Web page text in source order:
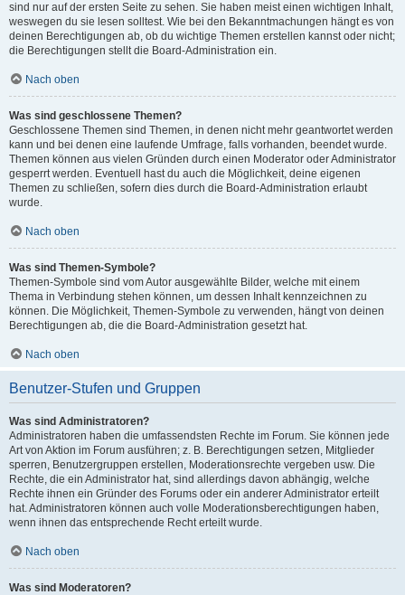
sind nur auf der ersten Seite zu sehen. Sie haben meist einen wichtigen Inhalt,
weswegen du sie lesen solltest. Wie bei den Bekanntmachungen hängt es von
deinen Berechtigungen ab, ob du wichtige Themen erstellen kannst oder nicht;
die Berechtigungen stellt die Board-Administration ein.
Nach oben
Was sind geschlossene Themen?
Geschlossene Themen sind Themen, in denen nicht mehr geantwortet werden
kann und bei denen eine laufende Umfrage, falls vorhanden, beendet wurde.
Themen können aus vielen Gründen durch einen Moderator oder Administrator
gesperrt werden. Eventuell hast du auch die Möglichkeit, deine eigenen
Themen zu schließen, sofern dies durch die Board-Administration erlaubt
wurde.
Nach oben
Was sind Themen-Symbole?
Themen-Symbole sind vom Autor ausgewählte Bilder, welche mit einem
Thema in Verbindung stehen können, um dessen Inhalt kennzeichnen zu
können. Die Möglichkeit, Themen-Symbole zu verwenden, hängt von deinen
Berechtigungen ab, die die Board-Administration gesetzt hat.
Nach oben
Benutzer-Stufen und Gruppen
Was sind Administratoren?
Administratoren haben die umfassendsten Rechte im Forum. Sie können jede
Art von Aktion im Forum ausführen; z. B. Berechtigungen setzen, Mitglieder
sperren, Benutzergruppen erstellen, Moderationsrechte vergeben usw. Die
Rechte, die ein Administrator hat, sind allerdings davon abhängig, welche
Rechte ihnen ein Gründer des Forums oder ein anderer Administrator erteilt
hat. Administratoren können auch volle Moderationsberechtigungen haben,
wenn ihnen das entsprechende Recht erteilt wurde.
Nach oben
Was sind Moderatoren?